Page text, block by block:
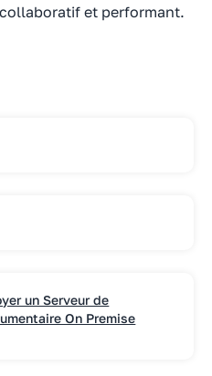
et performant.
un Serveur de
On Premise